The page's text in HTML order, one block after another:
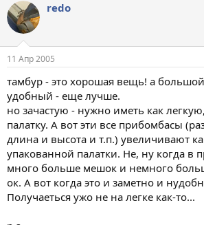
redo
11 Апр 2005
тамбур - это хорошая вещь! а
удобный - еще лучше.
но зачастую - нужно иметь как
палатку. А вот эти все прибомбасы
длина и высота и т.п.) увеличивают
упакованной палатки. Не, ну когда в
много больше мешок и немного
ок. А вот когда это и заметно и
Получаеться ужо не на легке как-то...